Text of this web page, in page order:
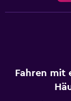
Fahren mit